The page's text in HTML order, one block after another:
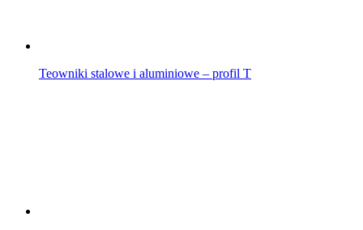
Teowniki stalowe i aluminiowe – profil T